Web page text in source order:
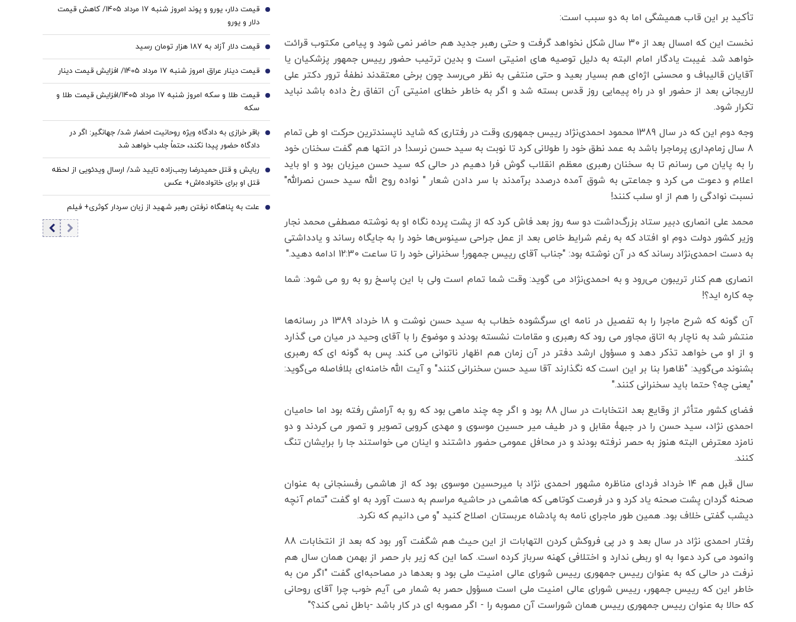
تأکید بر این قاب همیشگی اما به دو سبب است:
نخست این که امسال بعد از 30 سال شکل نخواهد گرفت و حتی رهبر جدید هم حاضر نمی شود و پیامی مکتوب قرائت
خواهد شد. غیبت یادگار امام البته به دلیل توصیه های امنیتی است و بدین ترتیب حضور رییس جمهور پزشکیان یا
آقایان قالیباف و محسنی اژه‌ای هم بسیار بعید و حتی منتفی به نظر می‌رسد چون برخی معتقدند نطفۀ ترور دکتر علی
لاریجانی بعد از حضور او در راه پیمایی روز قدس بسته شد و اگر به خاطر خطای امنیتی آن اتفاق رخ داده باشد نباید
تکرار شود.
وجه دوم این که در سال 1389 محمود احمدی‌نژاد رییس جمهوری وقت در رفتاری که شاید ناپسند‌ترین حرکت او طی تمام
8 سال زمام‌داری پرماجرا باشد به عمد نطق خود را طولانی کرد تا نوبت به سید حسن نرسد! در انتها هم گفت سخنان خود
را به پایان می رسانم تا به سخنان رهبری معظم انقلاب گوش فرا دهیم در حالی که سید حسن میزبان بود و او باید
اعلام و دعوت می کرد و جماعتی به شوق آمده درصدد برآمدند با سر دادن شعار " نواده روح الله سید حسن نصرالله"
نسبت نوادگی را هم از او سلب کنند!
محمد علی انصاری دبیر ستاد بزرگ‌داشت دو سه روز بعد فاش کرد که از پشت پرده نگاه او به نوشته مصطفی محمد نجار
وزیر کشور دولت دوم او افتاد که به رغم شرایط خاص بعد از عمل جراحی سینوس‌ها خود را به جایگاه رساند و یادداشتی
به دست احمدی‌نژاد رساند که در آن نوشته بود: "جناب آقای رییس جمهور! سخنرانی خود را تا ساعت 12:30 ادامه دهید."
انصاری هم کنار تریبون می‌رود و به احمدی‌نژاد می گوید: وقت شما تمام است ولی با این پاسخ رو به رو می شود: شما
چه کاره اید؟!
آن گونه که شرح ماجرا را به تفصیل در نامه ای سرگشوده خطاب به سید حسن نوشت و 18 خرداد 1389 در رسانه‌ها
منتشر شد به ناچار به اتاق مجاور می رود که رهبری و مقامات نشسته بودند و موضوع را با آقای وحید در میان می گذارد
و از او می خواهد تذکر دهد و مسؤول ارشد دفتر در آن زمان هم اظهار ناتوانی می کند. پس به گونه ای که رهبری
بشنوند می‌گوید: "ظاهرا بنا بر این است که نگذارند آقا سید حسن سخنرانی کنند" و آیت الله خامنه‌ای بلافاصله می‌گوید:
"یعنی چه؟ حتما باید سخنرانی کنند."
فضای کشور متأثر از وقایع بعد انتخابات در سال 88 بود و اگر چه چند ماهی بود که رو به آرامش رفته بود اما حامیان
احمدی نژاد، سید حسن را در جبهۀ مقابل و در طیف میر حسین موسوی و مهدی کروبی تصویر و تصور می کردند و دو
نامزد معترض البته هنوز به حصر نرفته بودند و در محافل عمومی حضور داشتند و اینان می خواستند جا را برایشان تنگ
کنند.
سال قبل هم ۱۴ خرداد فردای مناظره مشهور احمدی نژاد با میرحسین موسوی بود که از هاشمی رفسنجانی به عنوان
صحنه گردان پشت صحنه یاد کرد و در فرصت کوتاهی که هاشمی در حاشیه مراسم به دست آورد به او گفت "تمام آنچه
دیشب گفتی خلاف بود. همین طور ماجرای نامه به پادشاه عربستان. اصلاح کنید "و می دانیم که نکرد.
رفتار احمدی نژاد در سال بعد و در پی فروکش کردن التهابات از این حیث هم شگفت آور بود که بعد از انتخابات 88
وانمود می کرد دعوا به او ربطی ندارد و اختلافی کهنه سرباز کرده است. کما این که زیر بار حصر از بهمن همان سال هم
نرفت در حالی که به عنوان رییس جمهوری رییس شورای عالی امنیت ملی بود و بعدها در مصاحبه‌ای گفت "اگر من به
خاطر این که رییس جمهور، رییس شورای عالی امنیت ملی است مسؤول حصر به شمار می آیم خوب چرا آقای روحانی
که حالا به عنوان رییس جمهوری رییس همان شوراست آن مصوبه را - اگر مصوبه ای در کار باشد -باطل نمی کند؟"
قیمت دلار، یورو و پوند امروز شنبه ۱۷ مرداد 1405/ کاهش قیمت
دلار و یورو
4
قیمت دلار آزاد به 187 هزار تومان رسید 5
قیمت دینار عراق امروز شنبه ۱۷ مرداد 1405/ افزایش قیمت دینار 6
قیمت طلا و سکه امروز شنبه ۱۷ مرداد ۱۴۰۵/افزایش قیمت طلا و
سکه
7
باقر خرازی به دادگاه ویژه روحانیت احضار شد/ جهانگیر: اگر در
دادگاه حضور پیدا نکند، حتماً جلب خواهد شد
8
ربایش و قتل حمیدرضا رجب‌زاده تایید شد/ ارسال ویدئویی از لحظه
قتل او برای خانواده‌اش+ عکس
9
علت به پناهگاه نرفتن رهبر شهید از زبان سردار کوثری+ فیلم 10